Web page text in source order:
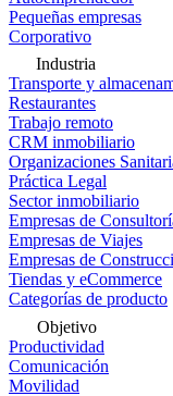
Pequeñas empresas
Corporativo
Industria
Transporte y
Restaurantes
Trabajo remoto
CRM inmobiliario
Organizaciones
Práctica Legal
Sector inmobiliario
Empresas de
Empresas de Viajes
Empresas de
Tiendas y eCommerce
Categorías de producto
Objetivo
Productividad
Comunicación
Movilidad